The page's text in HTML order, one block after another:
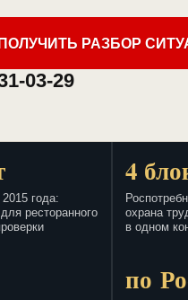
ПОЛУЧИТЬ РАЗБОР
03-29
года:
ресторанного
4
охрана
в одном
по